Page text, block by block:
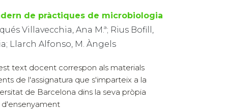
de pràctiques de microbiologia
Villavecchia, Ana M.ª; Rius Bofill,
Llarch Alfonso, M. Àngels
text docent correspon als materials
de l'assignatura que s'imparteix a la
de Barcelona dins la seva pròpia
d'ensenyament